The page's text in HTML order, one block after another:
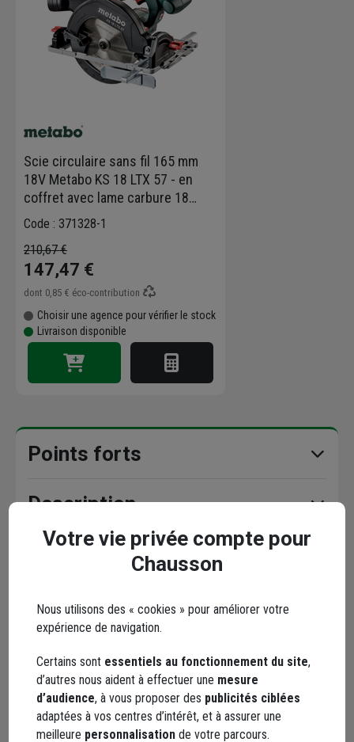
Scie circulaire sans fil 165 mm
18V Metabo KS 18 LTX 57 - en
coffret avec lame carbure 18
dents - sans batterie ni chargeur
Code : 371328-1
210,67 €
147,47 €
dont 0,85 € éco-contribution
Choisir une agence pour vérifier le stock
Livraison disponible
Points forts
Description
Garantie
Caractéristiques
Documents
Votre vie privée compte pour
Chausson
Nous utilisons des « cookies » pour améliorer votre
expérience de navigation.
Certains sont essentiels au fonctionnement du site,
d’autres nous aident à effectuer une mesure
d’audience, à vous proposer des publicités ciblées
adaptées à vos centres d’intérêt, et à assurer une
meilleure personnalisation de votre parcours.